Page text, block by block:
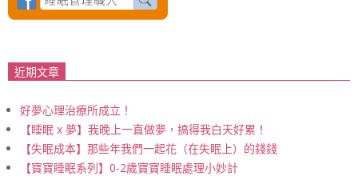
近期文章
好夢心理治療所成立！
【睡眠 x 夢】我晚上一直做夢，搞得我白天好累！
【失眠成本】那些年我們一起花（在失眠上）的錢錢
【寶寶睡眠系列】0-2歲寶寶睡眠處理小妙計